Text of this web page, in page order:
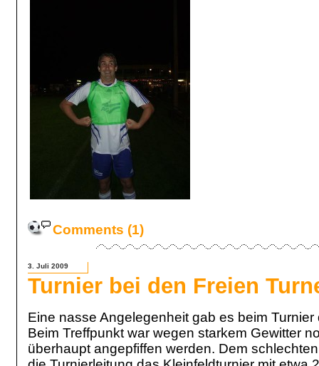
Comments (1)
3. Juli 2009
Turnier bei den Freien
Eine nasse Angelegenheit gab es beim
Beim Treffpunkt war wegen starkem Gewitter
überhaupt angepfiffen werden. Dem